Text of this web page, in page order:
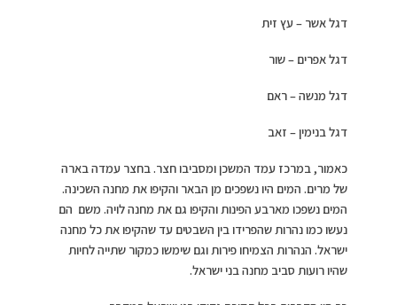
דגל אשר – עץ זית
דגל אפרים – שור
דגל מנשה – ראם
דגל בנימין – זאב
כאמור, במרכז עמד המשכן ומסביבו חצר. בחצר עמדה בארה
של מרים. המים היו נשפכים מן הבאר והקיפו את מחנה השכינה.
המים נשפכו מארבע הפינות והקיפו גם את מחנה לויה. משם הם
נעשו כמו נהרות שהפרידו בין השבטים עד שהקיפו את כל מחנה
ישראל. הנהרות הצמיחו פירות וגם שימשו כמקור שתייה לחיות
שהיו רועות סביב מחנה בני ישראל.